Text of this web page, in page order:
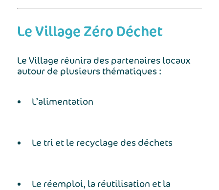
Le Village Zéro Déchet
Le Village réunira des partenaires locaux
autour de plusieurs thématiques :
L’alimentation
Le tri et le recyclage des déchets
Le réemploi, la réutilisation et la